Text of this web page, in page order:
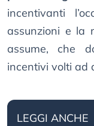
incentivanti
assunzioni e la
assume, che
incentivi volti ad
LEGGI ANCHE